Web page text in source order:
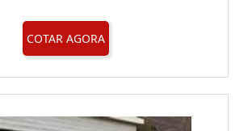
COTAR AGORA